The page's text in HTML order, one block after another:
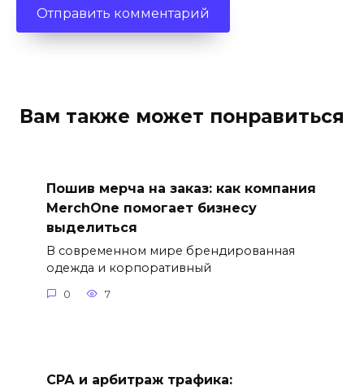
Вам также может понравиться
Пошив мерча на заказ: как компания
MerchOne помогает бизнесу
выделиться
В современном мире брендированная
одежда и корпоративный
0 7
СРА и арбитраж трафика: